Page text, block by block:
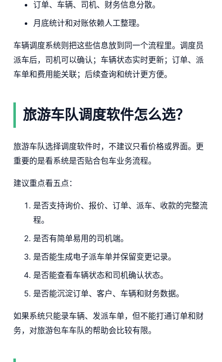
订单、车辆、司机、财务信息分散。
月底统计和对账依赖人工整理。
车辆调度系统则把这些信息放到同一个流程里。调度员
派车后，司机可以确认；车辆状态实时更新；订单、派
车单和费用能关联；后续查询和统计更方便。
旅游车队调度软件怎么选？
旅游车队选择调度软件时，不建议只看价格或界面。更
重要的是看系统是否贴合包车业务流程。
建议重点看五点：
是否支持询价、报价、订单、派车、收款的完整流
程。
是否有简单易用的司机端。
是否能生成电子派车单并保留变更记录。
是否能查看车辆状态和司机确认状态。
是否能沉淀订单、客户、车辆和财务数据。
如果系统只能录车辆、发派车单，但不能打通订单和财
务，对旅游包车车队的帮助会比较有限。